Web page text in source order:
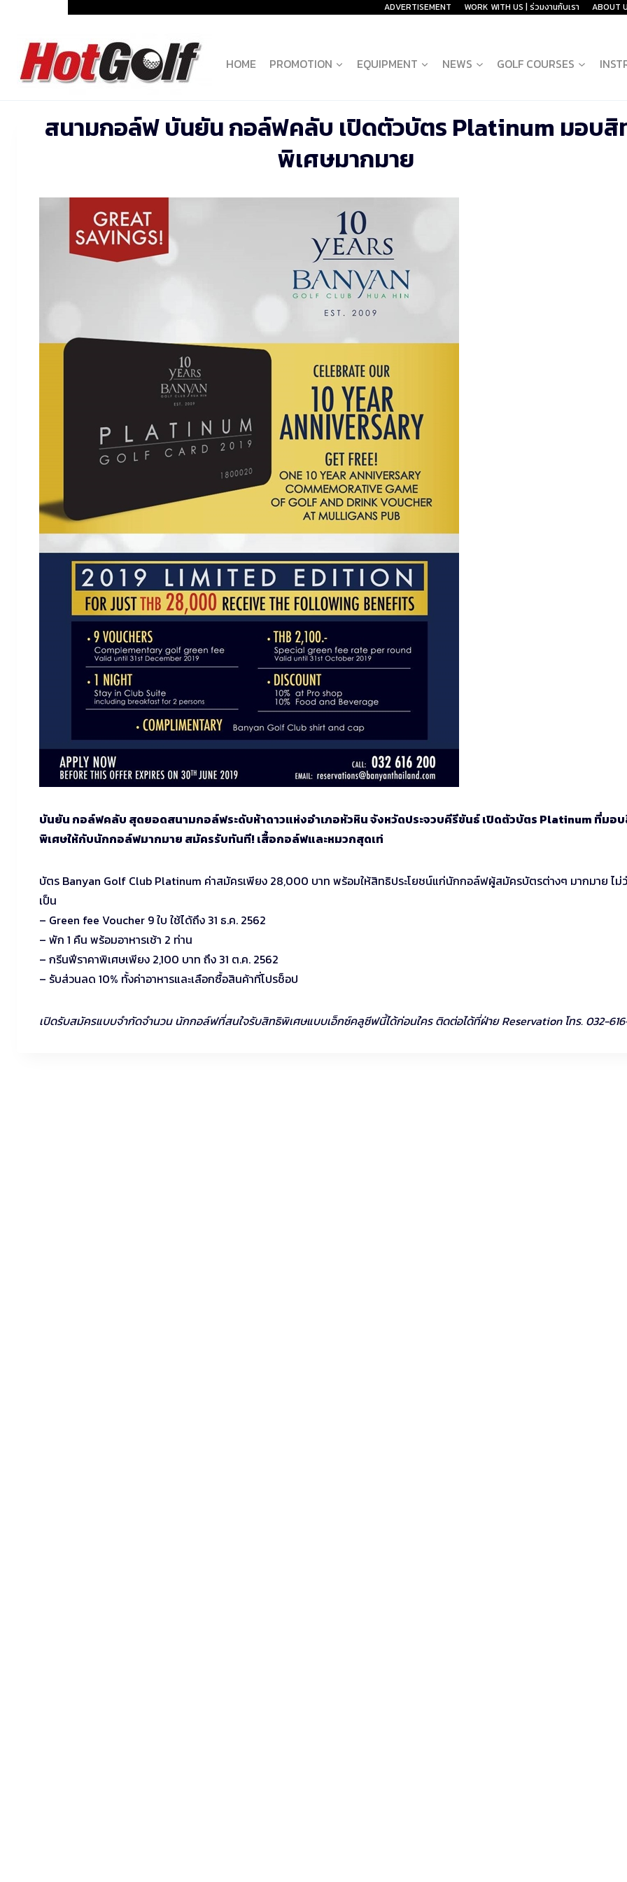
content
ADVERTISEMENT WORK WITH US | ร่วมงานกับเรา ABOUT
HOME PROMOTION EQUIPMENT NEWS GOLF COURSES
สนามกอล์ฟ บันยัน กอล์ฟคลับ เปิดตัวบัตร Platinum มอบสิ
พิเศษมากมาย
บันยัน กอล์ฟคลับ สุดยอดสนามกอล์ฟระดับห้าดาวแห่งอำเภอหัวหิน จังหวัดประจวบคีรีขันธ์ เปิดตัวบัตร Platinum ที่มอ
พิเศษให้กับนักกอล์ฟมากมาย สมัครรับทันที! เสื้อกอล์ฟและหมวกสุดเท่
บัตร Banyan Golf Club Platinum ค่าสมัครเพียง 28,000 บาท พร้อมให้สิทธิประโยชน์แก่นักกอล์ฟผู้สมัครบัตรต่างๆ มากมาย ไม่ว่
เป็น
– Green fee Voucher 9 ใบ ใช้ได้ถึง 31 ธ.ค. 2562
– พัก 1 คืน พร้อมอาหารเช้า 2 ท่าน
– กรีนฟีราคาพิเศษเพียง 2,100 บาท ถึง 31 ต.ค. 2562
– รับส่วนลด 10% ทั้งค่าอาหารและเลือกซื้อสินค้าที่โปรช็อป
เปิดรับสมัครแบบจำกัดจำนวน นักกอล์ฟที่สนใจรับสิทธิพิเศษแบบเอ็กซ์คลูซีฟนี้ได้ก่อนใคร ติดต่อได้ที่ฝ่าย Reservation โทร. 032-